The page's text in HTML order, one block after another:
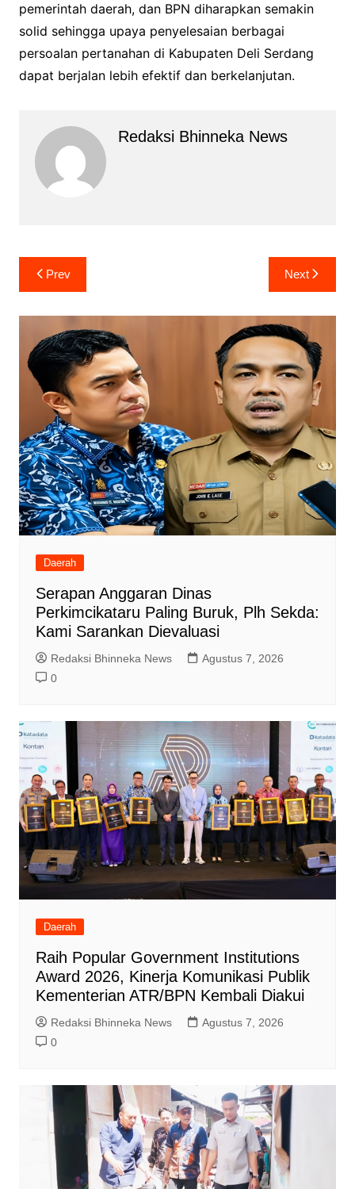
pemerintah daerah, dan BPN diharapkan semakin
solid sehingga upaya penyelesaian berbagai
persoalan pertanahan di Kabupaten Deli Serdang
dapat berjalan lebih efektif dan berkelanjutan.
Redaksi Bhinneka News
Navigasi
pos
Prev Next
Daerah
Serapan Anggaran Dinas
Perkimcikataru Paling Buruk, Plh Sekda:
Kami Sarankan Dievaluasi
Redaksi Bhinneka News
Agustus 7, 2026
0
Daerah
Raih Popular Government Institutions
Award 2026, Kinerja Komunikasi Publik
Kementerian ATR/BPN Kembali Diakui
Redaksi Bhinneka News
Agustus 7, 2026
0